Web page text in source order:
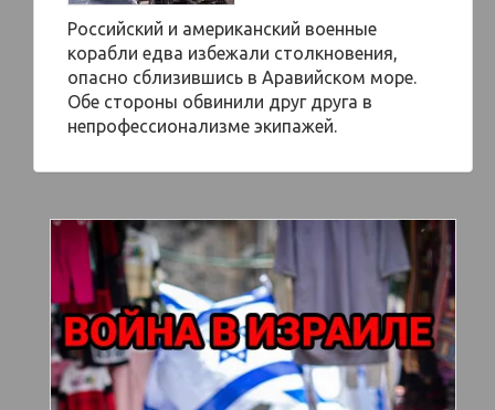
Российский и американский военные
корабли едва избежали столкновения,
опасно сблизившись в Аравийском море.
Обе стороны обвинили друг друга в
непрофессионализме экипажей.